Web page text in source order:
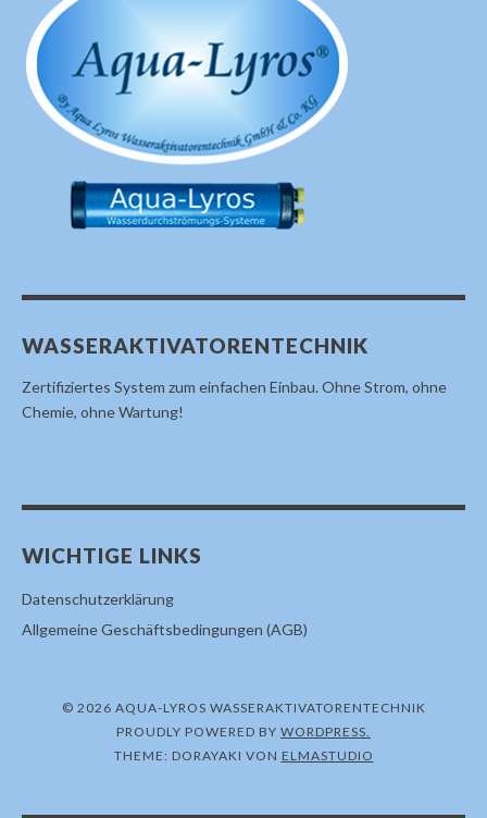
WASSERAKTIVATORENTECHNIK
Zertifiziertes System zum einfachen Einbau. Ohne Strom, ohne
Chemie, ohne Wartung!
WICHTIGE LINKS
Datenschutzerklärung
Allgemeine Geschäftsbedingungen (AGB)
© 2026 AQUA-LYROS WASSERAKTIVATORENTECHNIK
PROUDLY POWERED BY WORDPRESS.
THEME: DORAYAKI VON ELMASTUDIO